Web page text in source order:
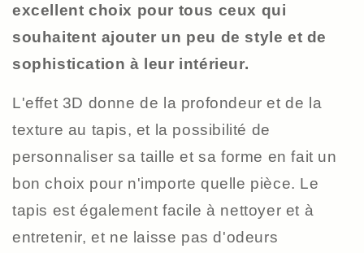
excellent choix pour tous ceux qui
souhaitent ajouter un peu de style et de
sophistication à leur intérieur.
L'effet 3D donne de la profondeur et de la
texture au tapis, et la possibilité de
personnaliser sa taille et sa forme en fait un
bon choix pour n'importe quelle pièce. Le
tapis est également facile à nettoyer et à
entretenir, et ne laisse pas d'odeurs